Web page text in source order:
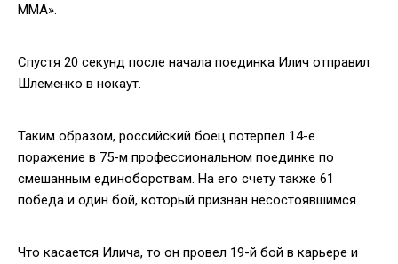
ММА».
Спустя 20 секунд после начала поединка Илич отправил
Шлеменко в нокаут.
Таким образом, российский боец потерпел 14-е
поражение в 75-м профессиональном поединке по
смешанным единоборствам. На его счету также 61
победа и один бой, который признан несостоявшимся.
Что касается Илича, то он провел 19-й бой в карьере и